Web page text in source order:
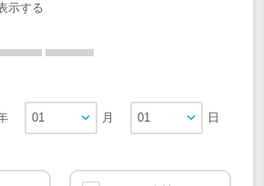
示する
01 月 01 日